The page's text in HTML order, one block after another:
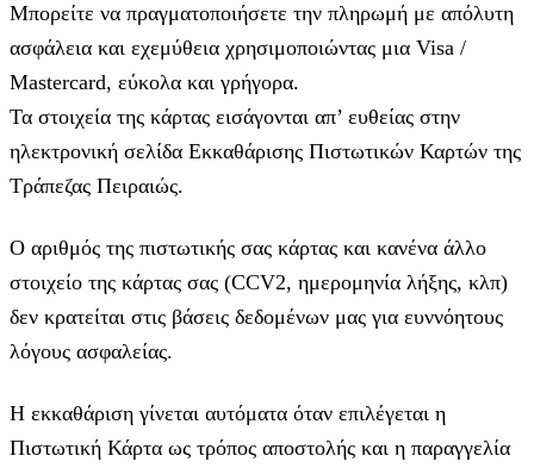
Μπορείτε να πραγματοποιήσετε την πληρωμή με απόλυτη
ασφάλεια και εχεμύθεια χρησιμοποιώντας μια Visa /
Mastercard, εύκολα και γρήγορα.
Τα στοιχεία της κάρτας εισάγoνται απ’ ευθείας στην
ηλεκτρονική σελίδα Εκκαθάρισης Πιστωτικών Καρτών της
Τράπεζας Πειραιώς.
Ο αριθμός της πιστωτικής σας κάρτας και κανένα άλλο
στοιχείο της κάρτας σας (CCV2, ημερομηνία λήξης, κλπ)
δεν κρατείται στις βάσεις δεδομένων μας για ευννόητους
λόγους ασφαλείας.
Η εκκαθάριση γίνεται αυτόματα όταν επιλέγεται η
Πιστωτική Κάρτα ως τρόπος αποστολής και η παραγγελία